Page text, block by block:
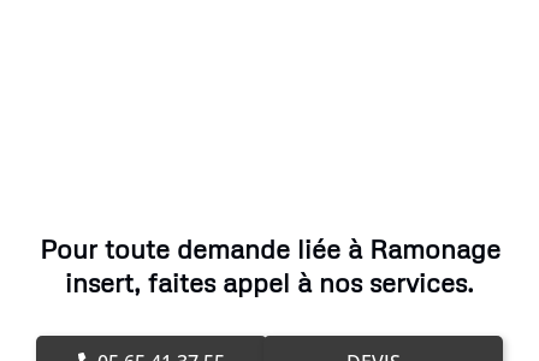
Pour toute demande liée à Ramonage
insert, faites appel à nos services.